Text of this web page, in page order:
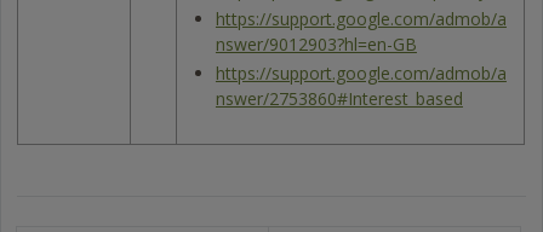
https://support.google.com/admob/a
nswer/9012903?hl=en-GB
https://support.google.com/admob/a
nswer/2753860#Interest_based